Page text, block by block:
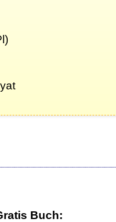
Buch: